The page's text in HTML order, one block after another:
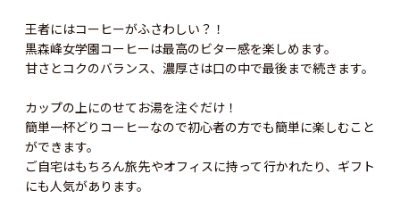
王者にはコーヒーがふさわしい？！
黒森峰女学園コーヒーは最高のビター感を楽しめます。
甘さとコクのバランス、濃厚さは口の中で最後まで続きます。
カップの上にのせてお湯を注ぐだけ！
簡単一杯どりコーヒーなので初心者の方でも簡単に楽しむこと
ができます。
ご自宅はもちろん旅先やオフィスに持って行かれたり、ギフト
にも人気があります。